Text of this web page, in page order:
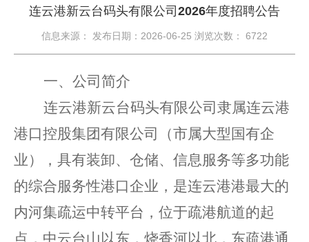
连云港新云台码头有限公司2026年度招聘公告
信息来源： 发布日期：2026-06-25 浏览次数： 6722
一、公司简介
连云港新云台码头有限公司隶属连云港
港口控股集团有限公司（市属大型国有企
业），具有装卸、仓储、信息服务等多功能
的综合服务性港口企业，是连云港港最大的
内河集疏运中转平台，位于疏港航道的起
点，中云台山以东，烧香河以北，东疏港通